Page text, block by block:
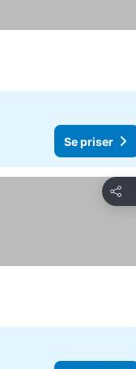
Se priser
Del